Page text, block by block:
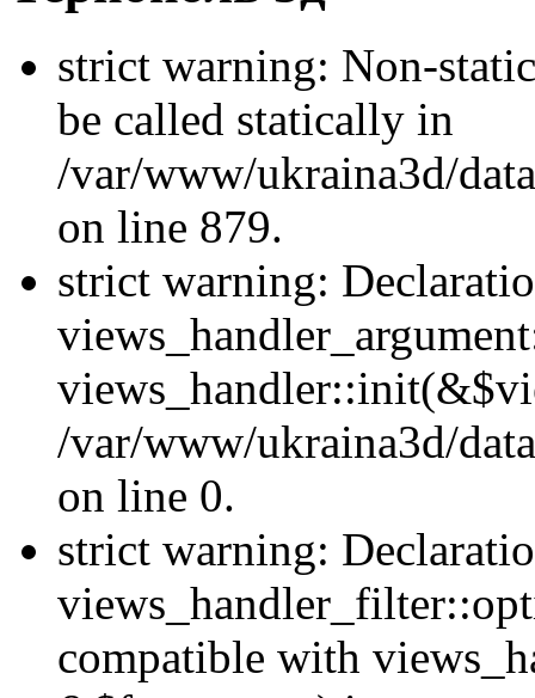
strict warning: Non-
be called statically in
/var/www/ukraina3d/
on line 879.
strict warning:
/var/www/ukraina3d/
on line 0.
strict warning:
compatible with